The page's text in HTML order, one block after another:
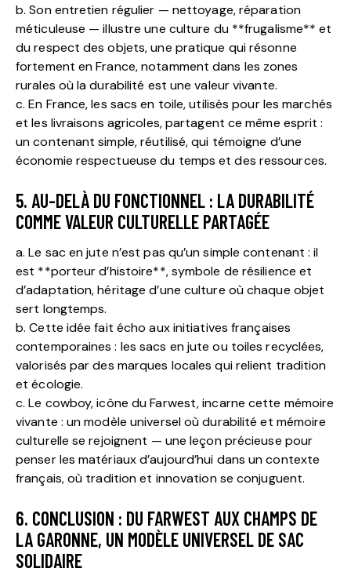
b. Son entretien régulier — nettoyage, réparation
méticuleuse — illustre une culture du **frugalisme** et
du respect des objets, une pratique qui résonne
fortement en France, notamment dans les zones
rurales où la durabilité est une valeur vivante.
c. En France, les sacs en toile, utilisés pour les marchés
et les livraisons agricoles, partagent ce même esprit :
un contenant simple, réutilisé, qui témoigne d’une
économie respectueuse du temps et des ressources.
5. AU-DELÀ DU FONCTIONNEL : LA DURABILITÉ
COMME VALEUR CULTURELLE PARTAGÉE
a. Le sac en jute n’est pas qu’un simple contenant : il
est **porteur d’histoire**, symbole de résilience et
d’adaptation, héritage d’une culture où chaque objet
sert longtemps.
b. Cette idée fait écho aux initiatives françaises
contemporaines : les sacs en jute ou toiles recyclées,
valorisés par des marques locales qui relient tradition
et écologie.
c. Le cowboy, icône du Farwest, incarne cette mémoire
vivante : un modèle universel où durabilité et mémoire
culturelle se rejoignent — une leçon précieuse pour
penser les matériaux d’aujourd’hui dans un contexte
français, où tradition et innovation se conjuguent.
6. CONCLUSION : DU FARWEST AUX CHAMPS DE
LA GARONNE, UN MODÈLE UNIVERSEL DE SAC
SOLIDAIRE